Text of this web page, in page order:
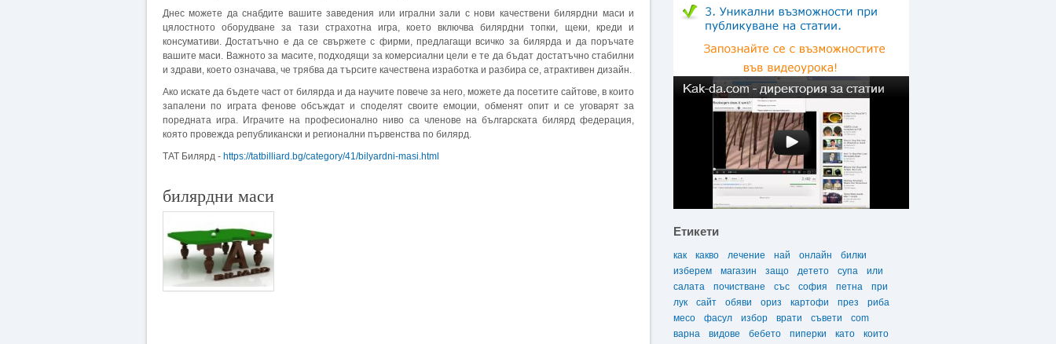
Днес можете да снабдите вашите заведения или игрални зали с нови качествени билярдни маси и
цялостното оборудване за тази страхотна игра, което включва билярдни топки, щеки, креди и
консумативи. Достатъчно е да се свържете с фирми, предлагащи всичко за билярда и да поръчате
вашите маси. Важното за масите, подходящи за комерсиални цели е те да бъдат достатъчно стабилни
и здрави, което означава, че трябва да търсите качествена изработка и разбира се, атрактивен дизайн.
Ако искате да бъдете част от билярда и да научите повече за него, можете да посетите сайтове, в които
запалени по играта фенове обсъждат и споделят своите емоции, обменят опит и се уговарят за
поредната игра. Играчите на професионално ниво са членове на българската билярд федерация,
която провежда републикански и регионални първенства по билярд.
ТАТ Билярд - https://tatbilliard.bg/category/41/bilyardni-masi.html
билярдни маси
Етикети
как какво лечение най онлайн
билки
изберем
магазин защо детето супа
или
салата
почистване със софия петна
при
лук
сайт обяви ориз картофи през
риба
месо
фасул избор врати съвети
com
варна
видове бебето пиперки като
които